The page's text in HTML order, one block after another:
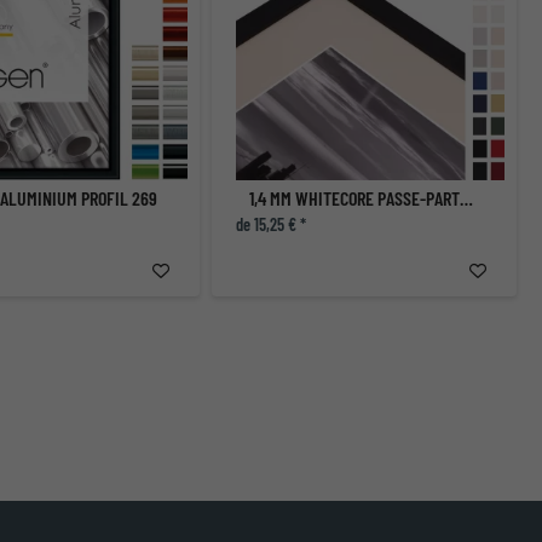
PROFIL 269 1,4 MM WHITECORE PASSE-PARTOUT STANDARD AVEC COUPE INDIVIDUELLE
de 15,25 € *